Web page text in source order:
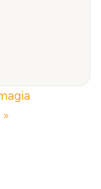
»